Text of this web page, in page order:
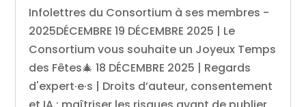
Infolettres du Consortium à ses membres -
2025DÉCEMBRE 19 DÉCEMBRE 2025 | Le
Consortium vous souhaite un Joyeux Temps
des Fêtes🎄 18 DÉCEMBRE 2025 | Regards
d'expert·e·s | Droits d’auteur, consentement